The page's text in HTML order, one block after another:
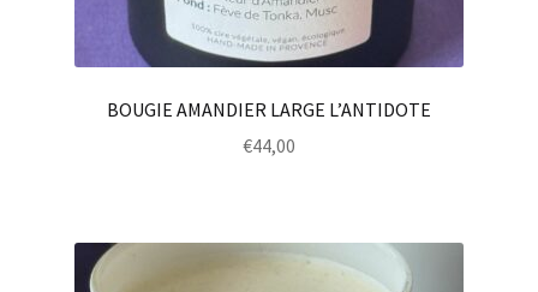
BOUGIE AMANDIER LARGE L’ANTIDOTE
€44,00